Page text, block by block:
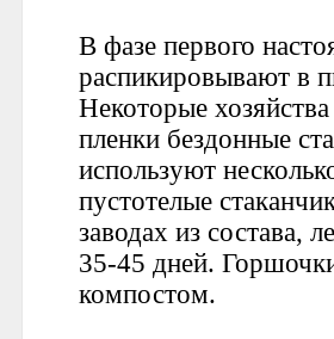
В фазе первого
распикировывают в
Некоторые
пленки бездонные
используют
пустотелые
заводах из состава,
35-45 дней.
компостом.